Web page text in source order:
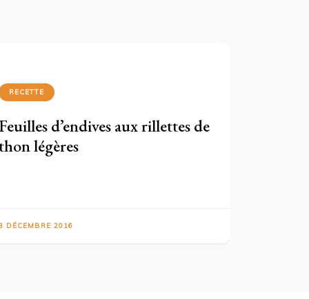
RECETTE
d’endives aux rillettes de
légères
DÉCEMBRE 2016